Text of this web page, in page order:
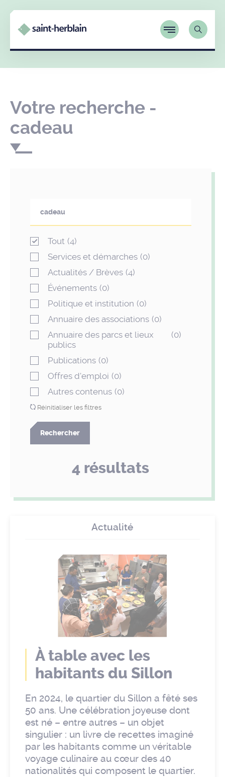
Votre recherche -
cadeau
Tout (4)
Services et démarches (0)
Actualités / Brèves (4)
Événements (0)
Politique et institution (0)
Annuaire des associations (0)
Annuaire des parcs et lieux
publics
(0)
Publications (0)
Offres d'emploi (0)
Autres contenus (0)
Réinitialiser les filtres
Rechercher
4 résultats
À table avec les
habitants du Sillon
En 2024, le quartier du Sillon a fêté ses
50 ans. Une célébration joyeuse dont
est né – entre autres – un objet
singulier : un livre de recettes imaginé
par les habitants comme un véritable
voyage culinaire au cœur des 40
nationalités qui composent le quartier.
Actualité